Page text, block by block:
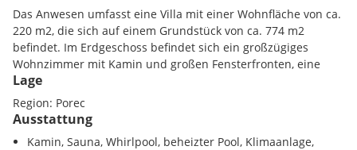
Das Anwesen umfasst eine Villa mit einer Wohnfläche von ca.
220 m2, die sich auf einem Grundstück von ca. 774 m2
befindet. Im Erdgeschoss befindet sich ein großzügiges
Wohnzimmer mit Kamin und großen Fensterfronten, eine
Küche mit Esszimmer, ein Schlafzimmer mit eigenem
Badezimmer und eine überdachte Terrasse. Außerdem gibt
es einen Heizungsraum, eine Waschküche und einen
Lage
Region: Porec
Ausstattung
Kamin, Sauna, Whirlpool, beheizter Pool, Klimaanlage,